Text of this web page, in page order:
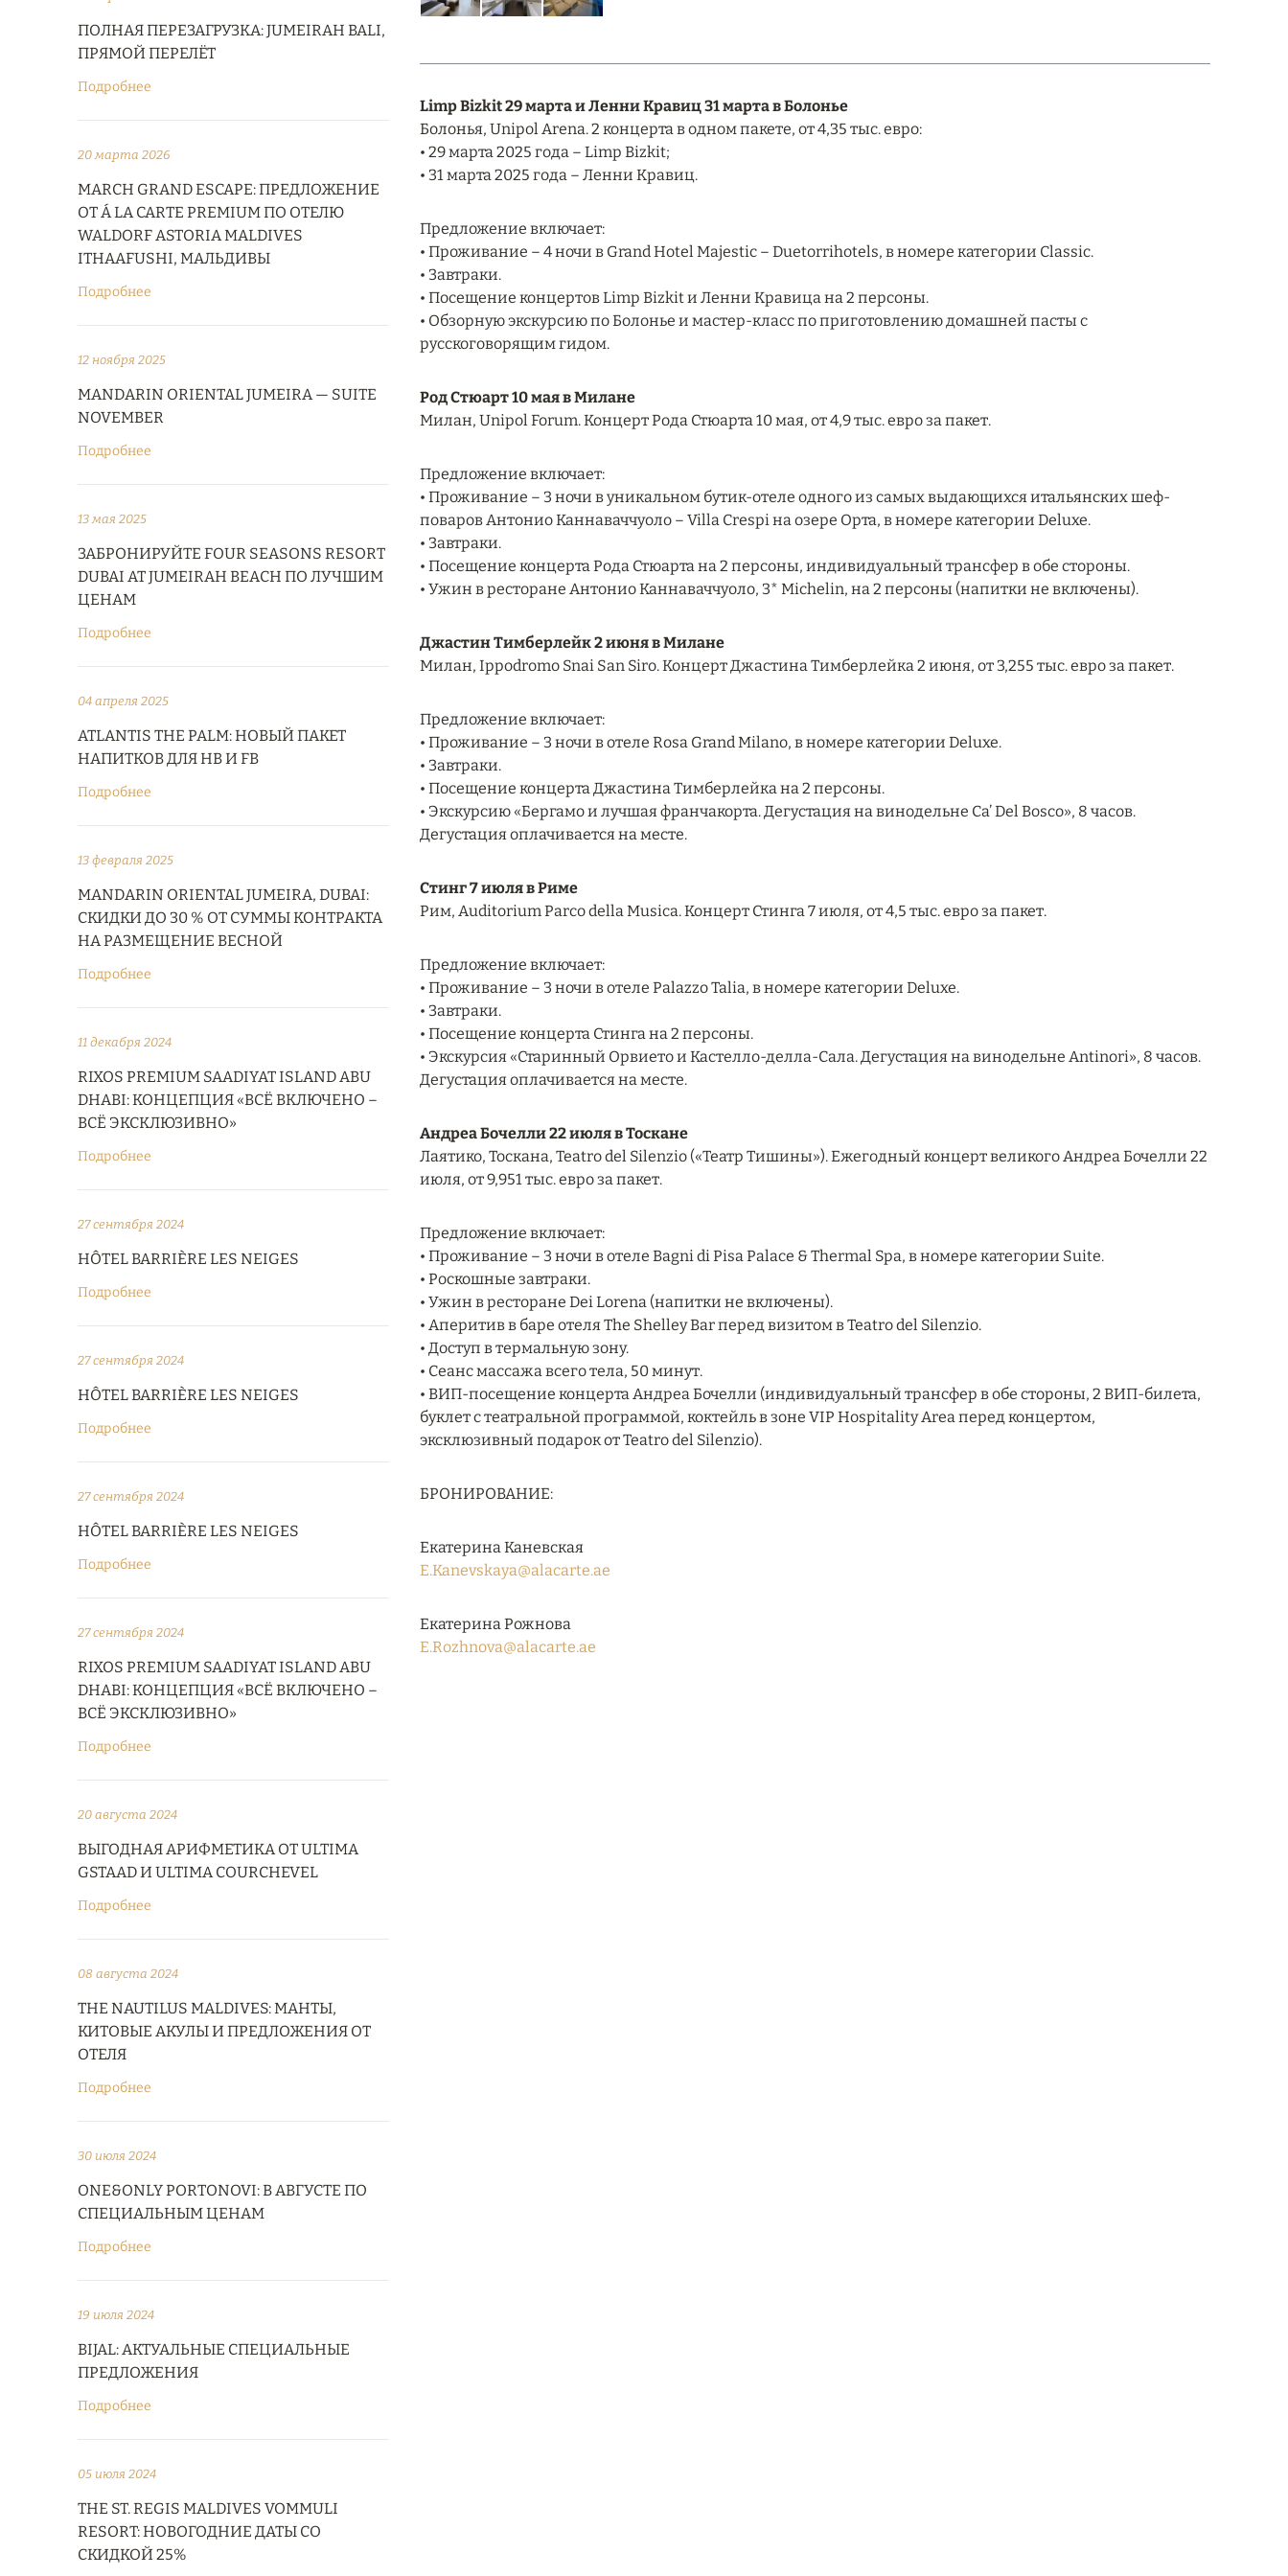
ПОЛНАЯ ПЕРЕЗАГРУЗКА: JUMEIRAH BALI,
ПРЯМОЙ ПЕРЕЛЁТ
Подробнее
20 марта 2026
MARCH GRAND ESCAPE: ПРЕДЛОЖЕНИЕ
ОТ Á LA CARTE PREMIUM ПО ОТЕЛЮ
WALDORF ASTORIA MALDIVES
ITHAAFUSHI, МАЛЬДИВЫ
Подробнее
12 ноября 2025
MANDARIN ORIENTAL JUMEIRA — SUITE
NOVEMBER
Подробнее
13 мая 2025
ЗАБРОНИРУЙТЕ FOUR SEASONS RESORT
DUBAI AT JUMEIRAH BEACH ПО ЛУЧШИМ
ЦЕНАМ
Подробнее
04 апреля 2025
ATLANTIS THE PALM: НОВЫЙ ПАКЕТ
НАПИТКОВ ДЛЯ HB И FB
Подробнее
13 февраля 2025
MANDARIN ORIENTAL JUMEIRA, DUBAI:
СКИДКИ ДО 30 % ОТ СУММЫ КОНТРАКТА
НА РАЗМЕЩЕНИЕ ВЕСНОЙ
Подробнее
11 декабря 2024
RIXOS PREMIUM SAADIYAT ISLAND ABU
DHABI: КОНЦЕПЦИЯ «ВСЁ ВКЛЮЧЕНО –
ВСЁ ЭКСКЛЮЗИВНО»
Подробнее
27 сентября 2024
HÔTEL BARRIÈRE LES NEIGES
Подробнее
27 сентября 2024
HÔTEL BARRIÈRE LES NEIGES
Подробнее
27 сентября 2024
HÔTEL BARRIÈRE LES NEIGES
Подробнее
27 сентября 2024
RIXOS PREMIUM SAADIYAT ISLAND ABU
DHABI: КОНЦЕПЦИЯ «ВСЁ ВКЛЮЧЕНО –
ВСЁ ЭКСКЛЮЗИВНО»
Подробнее
20 августа 2024
ВЫГОДНАЯ АРИФМЕТИКА ОТ ULTIMA
GSTAAD И ULTIMA COURCHEVEL
Подробнее
08 августа 2024
THE NAUTILUS MALDIVES: МАНТЫ,
КИТОВЫЕ АКУЛЫ И ПРЕДЛОЖЕНИЯ ОТ
ОТЕЛЯ
Подробнее
30 июля 2024
ONE&ONLY PORTONOVI: В АВГУСТЕ ПО
СПЕЦИАЛЬНЫМ ЦЕНАМ
Подробнее
19 июля 2024
BIJAL: АКТУАЛЬНЫЕ СПЕЦИАЛЬНЫЕ
ПРЕДЛОЖЕНИЯ
Подробнее
05 июля 2024
THE ST. REGIS MALDIVES VOMMULI
RESORT: НОВОГОДНИЕ ДАТЫ СО
СКИДКОЙ 25%
Limp Bizkit 29 марта и Ленни Кравиц 31 марта в Болонье
Болонья, Unipol Arena. 2 концерта в одном пакете, от 4,35 тыс. евро:
• 29 марта 2025 года – Limp Bizkit;
• 31 марта 2025 года – Ленни Кравиц.
Предложение включает:
• Проживание – 4 ночи в Grand Hotel Majestic – Duetorrihotels, в номере категории Classic.
• Завтраки.
• Посещение концертов Limp Bizkit и Ленни Кравица на 2 персоны.
• Обзорную экскурсию по Болонье и мастер-класс по приготовлению домашней пасты с
русскоговорящим гидом.
Род Стюарт 10 мая в Милане
Милан, Unipol Forum. Концерт Рода Стюарта 10 мая, от 4,9 тыс. евро за пакет.
Предложение включает:
• Проживание – 3 ночи в уникальном бутик-отеле одного из самых выдающихся итальянских шеф-
поваров Антонио Каннаваччуоло – Villa Crespi на озере Орта, в номере категории Deluxe.
• Завтраки.
• Посещение концерта Рода Стюарта на 2 персоны, индивидуальный трансфер в обе стороны.
• Ужин в ресторане Антонио Каннаваччуоло, 3* Michelin, на 2 персоны (напитки не включены).
Джастин Тимберлейк 2 июня в Милане
Милан, Ippodromo Snai San Siro. Концерт Джастина Тимберлейка 2 июня, от 3,255 тыс. евро за пакет.
Предложение включает:
• Проживание – 3 ночи в отеле Rosa Grand Milano, в номере категории Deluxe.
• Завтраки.
• Посещение концерта Джастина Тимберлейка на 2 персоны.
• Экскурсию «Бергамо и лучшая франчакорта. Дегустация на винодельне Ca’ Del Bosco», 8 часов.
Дегустация оплачивается на месте.
Стинг 7 июля в Риме
Рим, Auditorium Parco della Musica. Концерт Стинга 7 июля, от 4,5 тыс. евро за пакет.
Предложение включает:
• Проживание – 3 ночи в отеле Palazzo Talia, в номере категории Deluxe.
• Завтраки.
• Посещение концерта Стинга на 2 персоны.
• Экскурсия «Старинный Орвието и Кастелло-делла-Сала. Дегустация на винодельне Antinori», 8 часов.
Дегустация оплачивается на месте.
Андреа Бочелли 22 июля в Тоскане
Лаятико, Тоскана, Teatro del Silenzio («Театр Тишины»). Ежегодный концерт великого Андреа Бочелли 22
июля, от 9,951 тыс. евро за пакет.
Предложение включает:
• Проживание – 3 ночи в отеле Bagni di Pisa Palace & Thermal Spa, в номере категории Suite.
• Роскошные завтраки.
• Ужин в ресторане Dei Lorena (напитки не включены).
• Аперитив в баре отеля The Shelley Bar перед визитом в Teatro del Silenzio.
• Доступ в термальную зону.
• Сеанс массажа всего тела, 50 минут.
• ВИП-посещение концерта Андреа Бочелли (индивидуальный трансфер в обе стороны, 2 ВИП-билета,
буклет с театральной программой, коктейль в зоне VIP Hospitality Area перед концертом,
эксклюзивный подарок от Teatro del Silenzio).
БРОНИРОВАНИЕ:
Екатерина Каневская
E.Kanevskaya@alacarte.ae
Екатерина Рожнова
E.Rozhnova@alacarte.ae